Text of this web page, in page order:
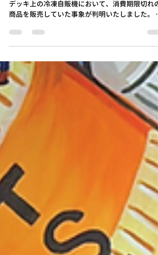
info305435
2月10日
読了時間: 1分
【お詫びとお知らせ】
デッキ上の冷凍自販機において、消費期限切れの
商品を販売していた事象が判明いたしました。 本
件は、つくばまちなかデザイン株式会社の商品管
理不足およびコミュニケーションの不備によるも
のであり、ご利用のお客様ならびに焼き菓子工房
キュンメルさまに、深くお詫び申し上げます。該
当商品をご購入された方には、返金対応をさせて
いただきます。 また、該当の商品ですが、安全の
ため実際の消費期限よりも短く設定しておりま
す。もし召し上がってしまった場合でも安全です
ので、ご安心ください。 お手数ではございます
が、詳細は下記をご確認のうえ、ご連絡をお願い
いたします。 ▼詳細・お問い合わせ メール：
info@tsukumachi.co.jp 会社代表番号：029-
7229 担当携帯番号：080-2214-0549 ※メールの
返信につきましては、大変恐縮ではございます
が、下記の営業時間にて対応をさせていただきま
す。 営業時間：平日9:00〜17:30 再発防止に向け
た対応を進めており、内容につきましては、後日